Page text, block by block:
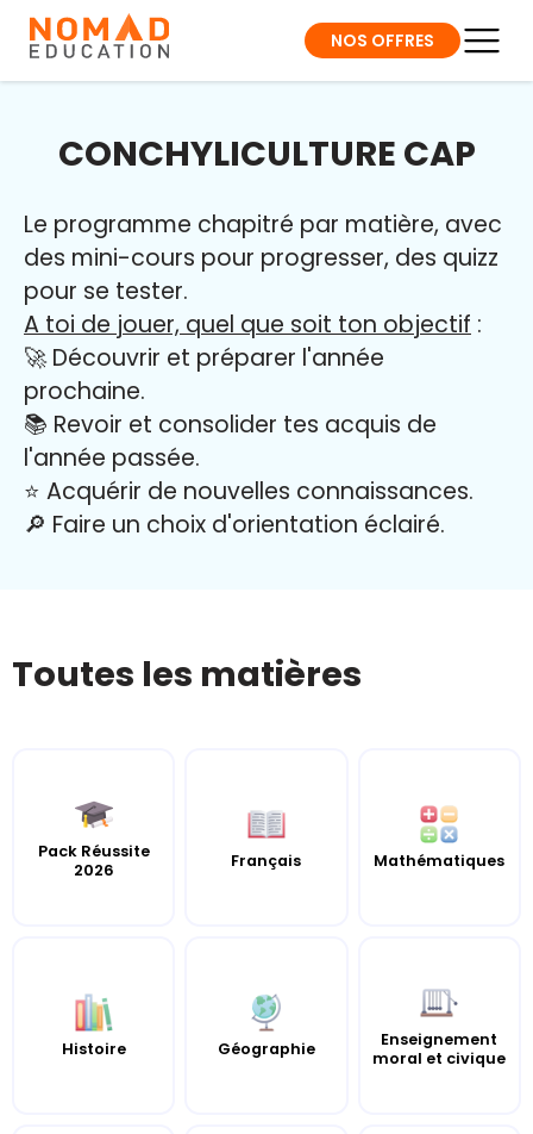
NOS OFFRES
CONCHYLICULTURE CAP
Le programme chapitré par matière, avec
des mini-cours pour progresser, des quizz
pour se tester.
A toi de jouer, quel que soit ton objectif :
🚀 Découvrir et préparer l'année
prochaine.
📚 Revoir et consolider tes acquis de
l'année passée.
⭐️ Acquérir de nouvelles connaissances.
🔎 Faire un choix d'orientation éclairé.
Toutes les matières
Pack Réussite
2026
Français Mathématiques
Histoire Géographie
Enseignement
moral et civique